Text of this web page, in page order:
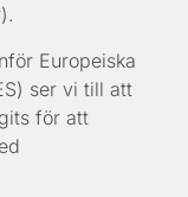
Europeiska
ser vi till att
för att